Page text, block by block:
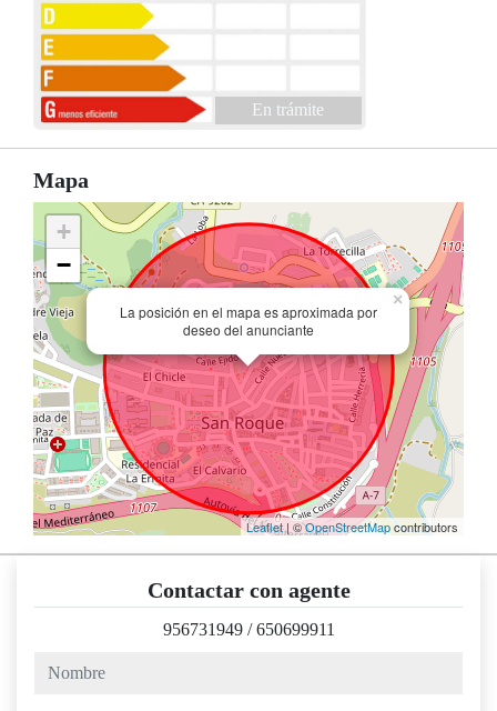
En trámite
Mapa
La posición en el mapa es aproximada por
deseo del anunciante
×
+
−
Leaflet| ©OpenStreetMapcontributors
Contactar con agente
956731949 /650699911
nombre